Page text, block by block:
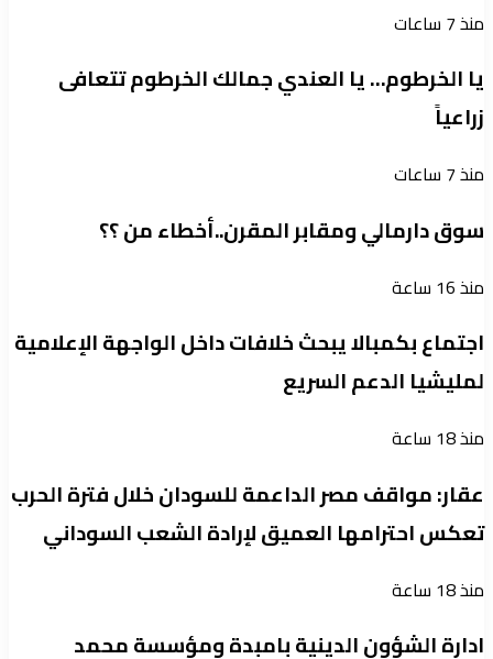
منذ 7 ساعات
يا الخرطوم… يا العندي جمالك الخرطوم تتعافى
زراعياً
منذ 7 ساعات
سوق دارمالي ومقابر المقرن..أخطاء من ؟؟
منذ 16 ساعة
اجتماع بكمبالا يبحث خلافات داخل الواجهة الإعلامية
لمليشيا الدعم السريع
منذ 18 ساعة
عقار: مواقف مصر الداعمة للسودان خلال فترة الحرب
تعكس احترامها العميق لإرادة الشعب السوداني
منذ 18 ساعة
ادارة الشؤون الدينية بامبدة ومؤسسة محمد